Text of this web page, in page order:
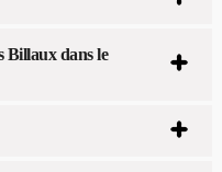
Billaux dans le